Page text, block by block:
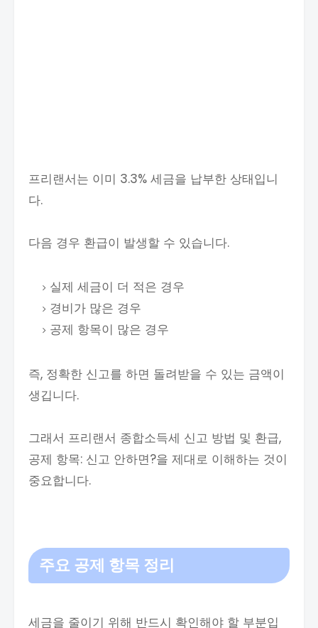
프리랜서는 이미 3.3% 세금을 납부한 상태입니
다.
다음 경우 환급이 발생할 수 있습니다.
실제 세금이 더 적은 경우
경비가 많은 경우
공제 항목이 많은 경우
즉, 정확한 신고를 하면 돌려받을 수 있는 금액이
생깁니다.
그래서 프리랜서 종합소득세 신고 방법 및 환급,
공제 항목: 신고 안하면?을 제대로 이해하는 것이
중요합니다.
주요 공제 항목 정리
세금을 줄이기 위해 반드시 확인해야 할 부분입